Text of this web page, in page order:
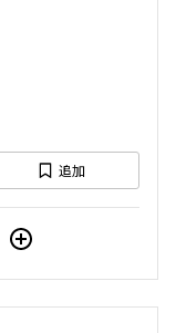
追加